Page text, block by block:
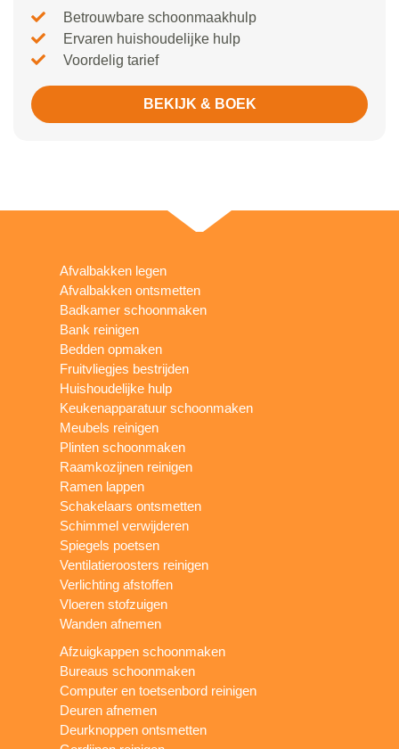
Betrouwbare schoonmaakhulp
Ervaren huishoudelijke hulp
Voordelig tarief
BEKIJK & BOEK
Afvalbakken legen
Afvalbakken ontsmetten
Badkamer schoonmaken
Bank reinigen
Bedden opmaken
Fruitvliegjes bestrijden
Huishoudelijke hulp
Keukenapparatuur schoonmaken
Meubels reinigen
Plinten schoonmaken
Raamkozijnen reinigen
Ramen lappen
Schakelaars ontsmetten
Schimmel verwijderen
Spiegels poetsen
Ventilatieroosters reinigen
Verlichting afstoffen
Vloeren stofzuigen
Wanden afnemen
Afzuigkappen schoonmaken
Bureaus schoonmaken
Computer en toetsenbord reinigen
Deuren afnemen
Deurknoppen ontsmetten